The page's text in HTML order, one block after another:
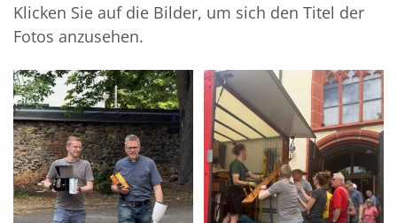
Klicken Sie auf die Bilder, um sich den Titel der
Fotos anzusehen.